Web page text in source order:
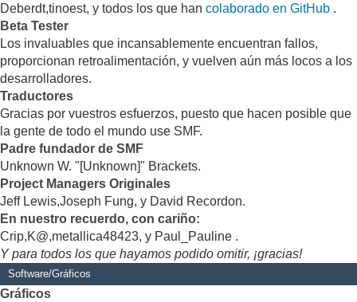
Deberdt,tinoest, y todos los que han colaborado en GitHub .
Beta Tester
Los invaluables que incansablemente encuentran fallos,
proporcionan retroalimentación, y vuelven aún más locos a los
desarrolladores.
Traductores
Gracias por vuestros esfuerzos, puesto que hacen posible que
la gente de todo el mundo use SMF.
Padre fundador de SMF
Unknown W. "[Unknown]" Brackets.
Project Managers Originales
Jeff Lewis,Joseph Fung, y David Recordon.
En nuestro recuerdo, con cariño:
Crip,K@,metallica48423, y Paul_Pauline .
Y para todos los que hayamos podido omitir, ¡gracias!
Software/Gráficos
Gráficos